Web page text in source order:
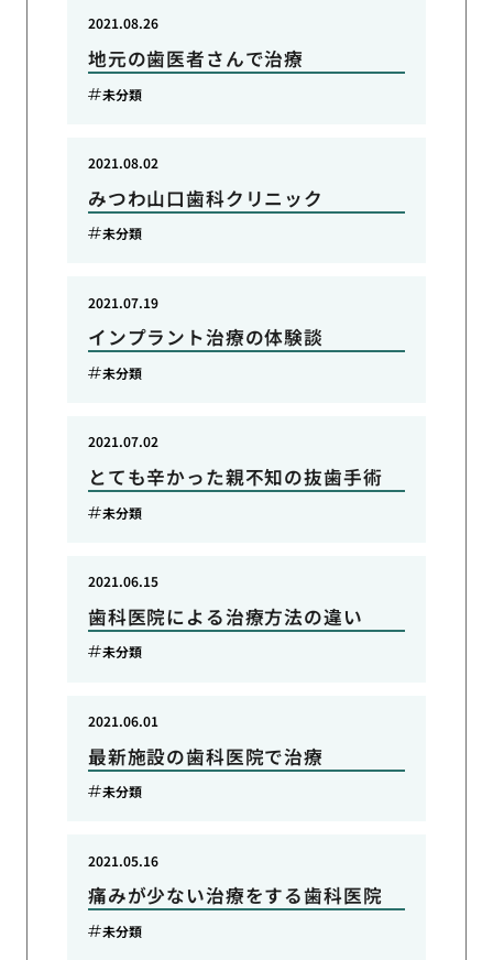
地元の歯医者さんで治療
2021.08.26
未分類
みつわ山口歯科クリニック
2021.08.02
未分類
インプラント治療の体験談
2021.07.19
未分類
とても辛かった親不知の抜歯手術
2021.07.02
未分類
歯科医院による治療方法の違い
2021.06.15
未分類
最新施設の歯科医院で治療
2021.06.01
未分類
痛みが少ない治療をする歯科医院
2021.05.16
未分類